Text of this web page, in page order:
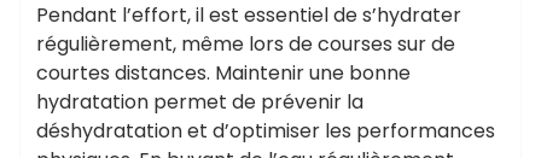
Pendant l’effort, il est essentiel de s’hydrater
régulièrement, même lors de courses sur de
courtes distances. Maintenir une bonne
hydratation permet de prévenir la
déshydratation et d’optimiser les performances